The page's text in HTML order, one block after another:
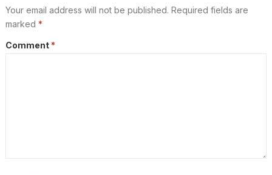
Your email address will not be published. Required fields are
marked *
Comment *